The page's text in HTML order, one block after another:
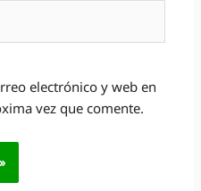
electrónico y web en
vez que comente.